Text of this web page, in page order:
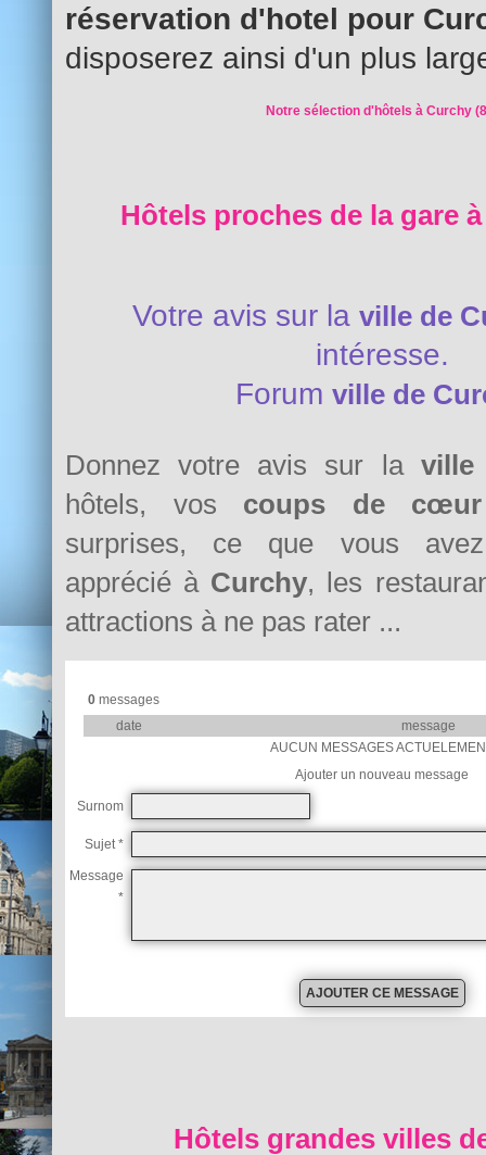
réservation d'hotel pour
disposerez ainsi d'un plus
Notre sélection d'hôtels à Curchy
Hôtels proches de la gare
Votre avis sur la ville de
intéresse.
Forum ville de
Donnez votre avis sur la ville
hôtels, vos coups de cœur
surprises, ce que vous avez
apprécié à Curchy, les
attractions à ne pas rater ...
0messages
date
message
AUCUN MESSAGES
Ajouter un nouveau message
Surnom
Sujet *
Message
*
Hôtels grandes villes